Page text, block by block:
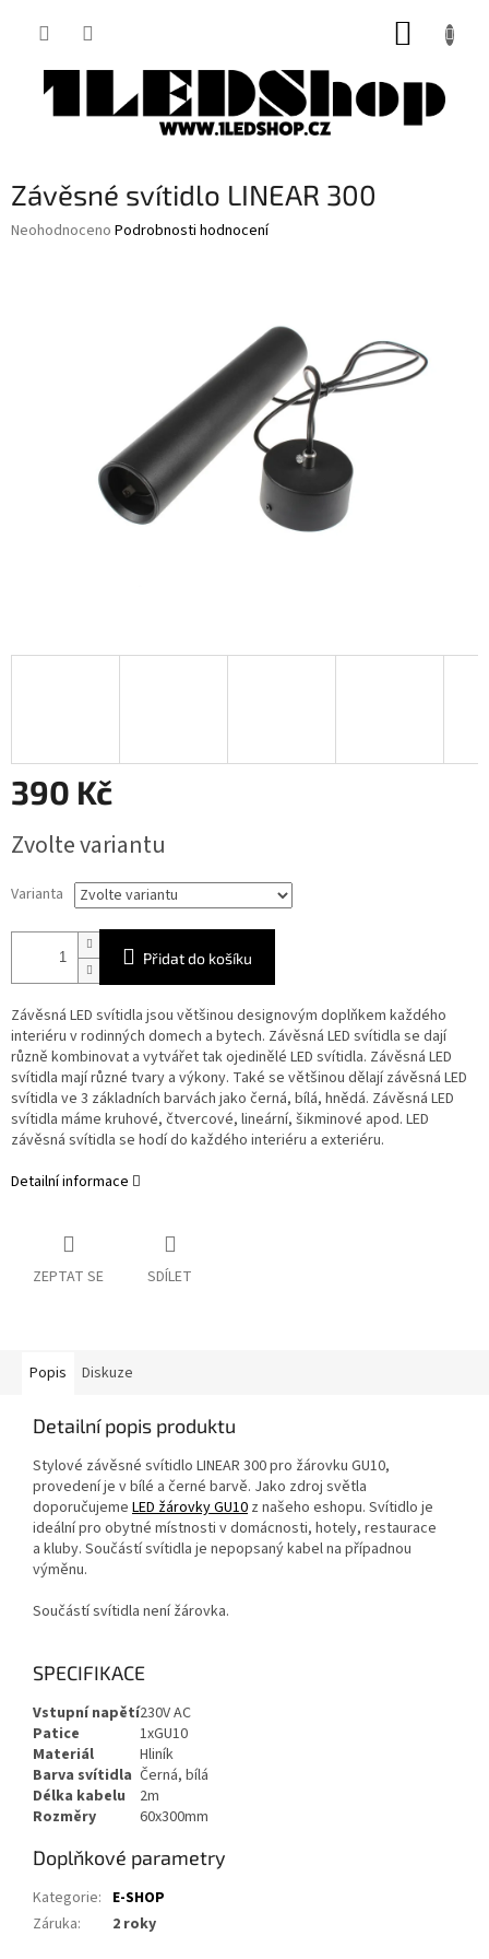
Závěsné svítidlo LINEAR 300
Průměrné
Neohodnoceno Podrobnosti hodnocení
390 Kč
cena:
Zvolte variantu
Varianta
Přidat do košíku
Závěsná LED svítidla jsou většinou designovým doplňkem každého
interiéru v rodinných domech a bytech. Závěsná LED svítidla se dají
různě kombinovat a vytvářet tak ojedinělé LED svítidla. Závěsná LED
svítidla mají různé tvary a výkony. Také se většinou dělají závěsná LED
svítidla ve 3 základních barvách jako černá, bílá, hnědá. Závěsná LED
svítidla máme kruhové, čtvercové, lineární, šikminové apod. LED
závěsná svítidla se hodí do každého interiéru a exteriéru.
Detailní informace
ZEPTAT SE SDÍLET
Popis Diskuze
Detailní popis produktu
Stylové závěsné svítidlo LINEAR 300 pro žárovku GU10,
provedení je v bílé a černé barvě. Jako zdroj světla
doporučujeme LED žárovky GU10 z našeho eshopu. Svítidlo je
ideální pro obytné místnosti v domácnosti, hotely, restaurace
a kluby. Součástí svítidla je nepopsaný kabel na případnou
výměnu.
Součástí svítidla není žárovka.
SPECIFIKACE
Vstupní napětí230V AC
Patice
1xGU10
Materiál
Hliník
Barva svítidla Černá, bílá
Délka kabelu
2m
Rozměry
60x300mm
Doplňkové parametry
Kategorie: E-SHOP
Záruka: 2 roky